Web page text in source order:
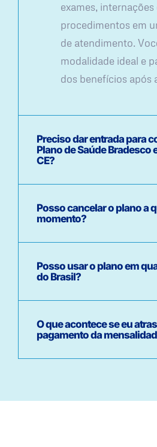
exames, internações
procedimentos em
de atendimento.
modalidade ideal e
dos benefícios após
Preciso dar entrada para
Plano de Saúde Bradesco
CE?
Posso cancelar o plano a
momento?
Posso usar o plano em
do Brasil?
O que acontece se eu
pagamento da